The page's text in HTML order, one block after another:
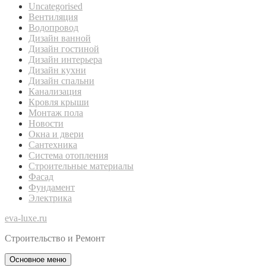
Uncategorised
Вентиляция
Водопровод
Дизайн ванной
Дизайн гостиной
Дизайн интерьера
Дизайн кухни
Дизайн спальни
Канализация
Кровля крыши
Монтаж пола
Новости
Окна и двери
Сантехника
Система отопления
Строительные материалы
Фасад
Фундамент
Электрика
eva-luxe.ru
Строительство и Ремонт
Основное меню